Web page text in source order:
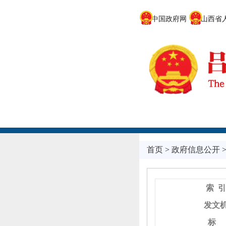
中国政府网 山西省人
首页> 政府信息公开
索
发文
标